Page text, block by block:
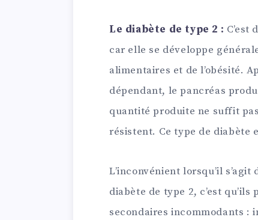
Le diabète de type 2 :
car elle se développe
alimentaires et de l’obésité.
dépendant, le pancréas
quantité produite ne suffit
résistent. Ce type de diabète
L’inconvénient lorsqu’il
diabète de type 2, c’est
secondaires incommodants :